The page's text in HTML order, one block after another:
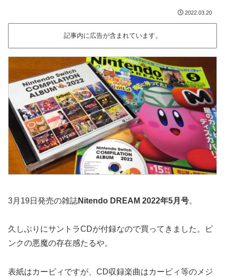
2022.03.20
記事内に広告が含まれています。
3月19日発売の雑誌Nitendo DREAM 2022年5月号。
久しぶりにサントラCDが付録なので買ってきました。ピ
ンクの悪魔の存在感たるや。
表紙はカービィですが、CD収録楽曲はカービィ等のメジ